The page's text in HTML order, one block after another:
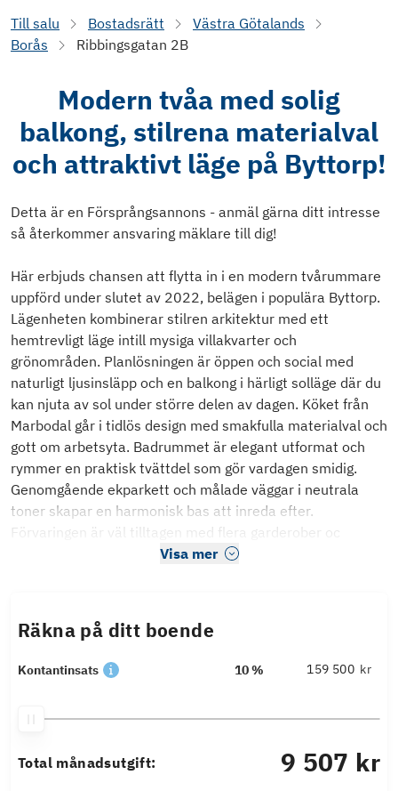
Till salu Bostadsrätt
Västra Götalands
Borås
Ribbingsgatan 2B
Modern tvåa med solig
balkong, stilrena materialval
och attraktivt läge på Byttorp!
Detta är en Försprångsannons - anmäl gärna ditt intresse
så återkommer ansvaring mäklare till dig!
Här erbjuds chansen att flytta in i en modern tvårummare
uppförd under slutet av 2022, belägen i populära Byttorp.
Lägenheten kombinerar stilren arkitektur med ett
hemtrevligt läge intill mysiga villakvarter och
grönområden. Planlösningen är öppen och social med
naturligt ljusinsläpp och en balkong i härligt solläge där du
kan njuta av sol under större delen av dagen. Köket från
Marbodal går i tidlös design med smakfulla materialval och
gott om arbetsyta. Badrummet är elegant utformat och
rymmer en praktisk tvättdel som gör vardagen smidig.
Genomgående ekparkett och målade väggar i neutrala
toner skapar en harmonisk bas att inreda efter.
Förvaringen är väl tilltagen med flera garderober oc
Visa mer
Räkna på ditt boende
Kontantinsats 10 % kr
Total månadsutgift: 9 507 kr